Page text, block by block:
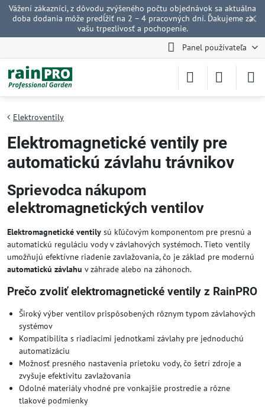
✕
Vážení zákazníci, z dôvodu zvýšeného počtu objednávok sa aktuálna
doba dodania môže predĺžiť na 2 – 4 pracovných dní. Ďakujeme za
vašu trpezlivosť a pochopenie.
Panel používateľa
Elektroventily
Elektromagnetické ventily pre
automatickú závlahu trávnikov
Sprievodca nákupom
elektromagnetických ventilov
Elektromagnetické ventily sú kľúčovým komponentom pre presnú a
automatickú reguláciu vody v závlahových systémoch. Tieto ventily
umožňujú efektívne riadenie zavlažovania, čo je základ pre modernú
automatickú závlahu v záhrade alebo na záhonoch.
Prečo zvoliť elektromagnetické ventily z RainPRO
Široký výber ventilov prispôsobených rôznym typom závlahových
systémov
Kompatibilita s riadiacimi jednotkami závlahy pre jednoduchú
automatizáciu
Možnosť presného nastavenia prietoku vody, čo šetrí zdroje a
zvyšuje efektivitu zavlažovania
Odolné materiály vhodné pre vonkajšie prostredie a rôzne
tlakové podmienky